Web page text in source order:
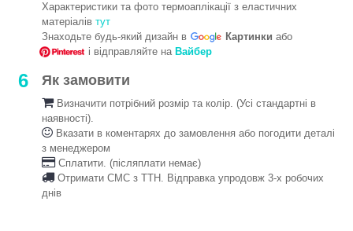
Характеристики та фото термоаплікації з еластичних
матеріалів тут
Знаходьте будь-який дизайн в
Картинки або
і відправляйте на Вайбер
6 Як замовити
Визначити потрібний розмір та колір. (Усі стандартні в
наявності).
Вказати в коментарях до замовлення або погодити деталі
з менеджером
Сплатити. (післяплати немає)
Отримати СМС з ТТН. Відправка упродовж 3-х робочих
днів